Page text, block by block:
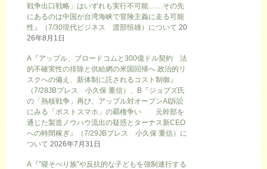
戦争出口戦略」はいずれも実行不可能……その先
にあるのは中国が台湾海峡で冒険主義に走る可能
性』（7/30現代ビジネス 渡部恒雄）について 20
26年8月1日
A『アップル、ブロードコムと300億ドル契約 法
的不確実性の排除と供給網の米国回帰へ 政治的リ
スクへの備え、新体制に託されるコスト制御』
（7/28JBプレス 小久保 重信）、B『ジョブズ氏
の「熱核戦争」再び、アップル対オープンAI訴訟
にみる「ポストスマホ」の覇権争い 元幹部を
通じた製造ノウハウ流出の疑惑とターナス新CEO
への時間稼ぎ』（7/29JBプレス 小久保 重信）に
ついて 2026年7月31日
A『”寝そべり族”や反抗的な子どもを強制連行する